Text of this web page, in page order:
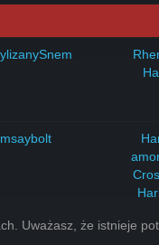
Uważasz, że istnieje